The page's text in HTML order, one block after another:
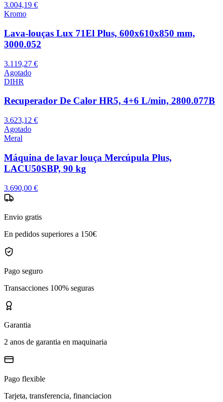
3.004,19 €
Kromo
Lava-louças Lux 71El Plus, 600x610x850 mm,
3000.052
3.119,27 €
Agotado
DIHR
Recuperador De Calor HR5, 4+6 L/min, 2800.077B
3.623,12 €
Agotado
Meral
Máquina de lavar louça Mercúpula Plus,
LACU50SBP, 90 kg
3.690,00 €
Envio gratis
En pedidos superiores a 150€
Pago seguro
Transacciones 100% seguras
Garantia
2 anos de garantia en maquinaria
Pago flexible
Tarjeta, transferencia, financiacion